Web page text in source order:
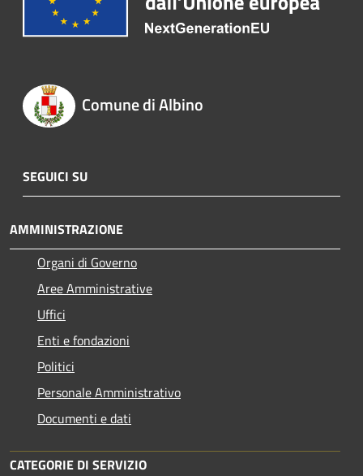
Comune di Albino
SEGUICI SU
AMMINISTRAZIONE
Organi di Governo
Aree Amministrative
Uffici
Enti e fondazioni
Politici
Personale Amministrativo
Documenti e dati
CATEGORIE DI SERVIZIO